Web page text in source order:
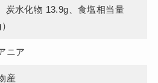
炭水化物 13.9g、食塩相当量
ニア
産